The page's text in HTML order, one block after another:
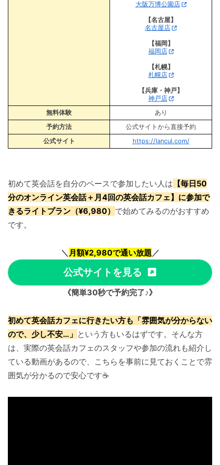
大阪万博公園店
【名古屋】
名古屋店
【福岡】
福岡店
【札幌】
札幌店
【兵庫・神戸】
神戸店
無料体験
あり
予約方法
公式サイトから直接予約
公式サイト
https://lancul.com/
初めて英会話を自分のペースで参加したい人は 【毎日50
分のオンライン英会話＋月4回の英会話カフェ】に参加で
きるライトプラン（¥6,980） で始めてみるのがおすすめ
です。
＼ 月額¥2,980で通い放題 ／
公式サイトを見る
《簡単30秒で予約完了♪》
初めて英会話カフェに行きたい方も「雰囲気が分からない
ので、少し不安…」 という方もいるはずです。そんな方
は、実際の英会話カフェのスタッフや参加の流れも紹介し
ている動画があるので、こちらを事前に見ておくことで雰
囲気が分かるので安心です☕️